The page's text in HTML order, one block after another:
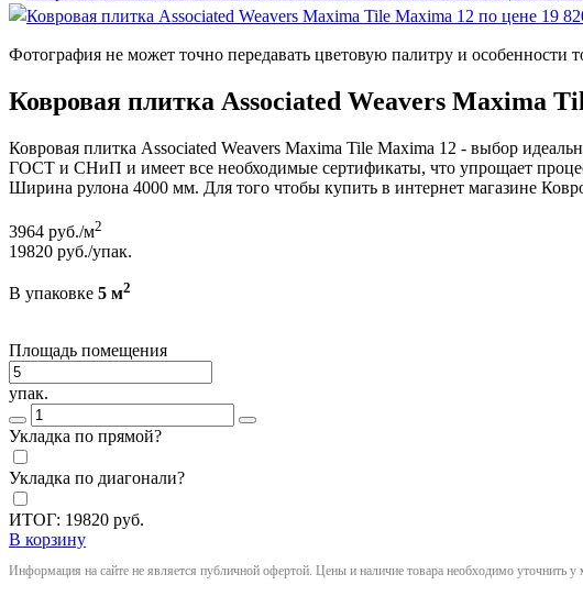
Фотография не может точно передавать цветовую палитру и
Ковровая плитка Associated Weavers Maxima
Ковровая плитка Associated Weavers Maxima Tile Maxima 12 - выбор
ГОСТ и СНиП и имеет все необходимые сертификаты, что упрощает
Ширина рулона 4000 мм. Для того чтобы купить в интернет магазине
3964 руб./м2
19820 руб./упак.
В упаковке 5 м2
Площадь помещения
упак.
Укладка по прямой?
Укладка по диагонали?
ИТОГ: 19820 руб.
В корзину
Информация на сайте не является публичной офертой. Цены и наличие товара необходимо уточнить